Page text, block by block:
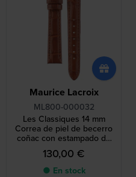
Maurice Lacroix
ML800-000032
Les Classiques 14 mm
Correa de piel de becerro
coñac con estampado de
caimán y logo plateado sin
hebilla
130,00 €
● En stock